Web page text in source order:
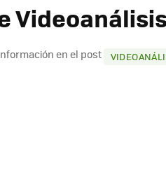
en el post